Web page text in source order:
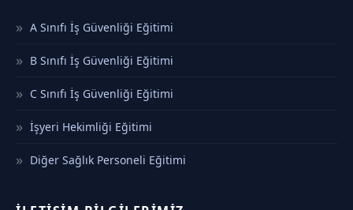
A Sınıfı İş Güvenliği Eğitimi
B Sınıfı İş Güvenliği Eğitimi
C Sınıfı İş Güvenliği Eğitimi
İşyeri Hekimliği Eğitimi
Diğer Sağlık Personeli Eğitimi